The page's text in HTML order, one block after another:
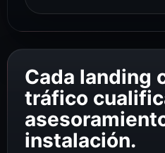
Cada landing
tráfico
instalación.